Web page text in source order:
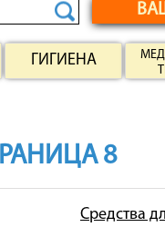
ГИГИЕНА
8
Средства